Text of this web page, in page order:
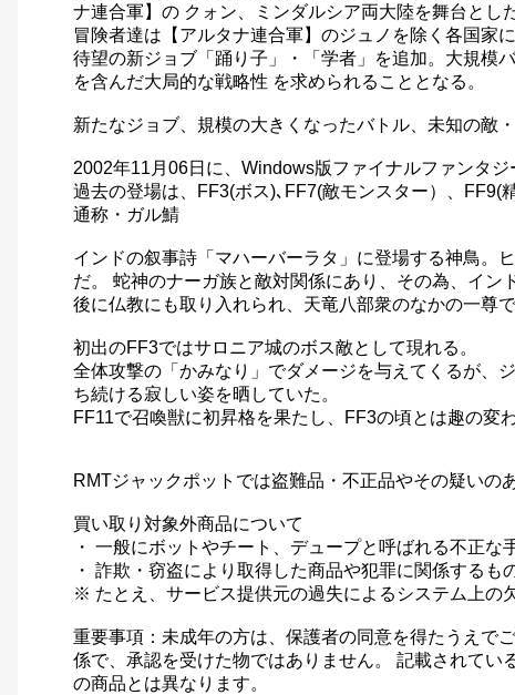
ナ連合軍】の クォン、ミンダルシア両大陸を舞台とし
冒険者達は【アルタナ連合軍】のジュノを除く各国家
待望の新ジョブ「踊り子」・「学者」を追加。大規模
を含んだ大局的な戦略性 を求められることとなる。
新たなジョブ、規模の大きくなったバトル、未知の敵
2002年11月06日に、Windows版ファイナルファンタ
過去の登場は、FF3(ボス)､FF7(敵モンスター）、FF9(
通称・ガル鯖
インドの叙事詩「マハーバーラタ」に登場する神鳥。
だ。 蛇神のナーガ族と敵対関係にあり、その為、イン
後に仏教にも取り入れられ、天竜八部衆のなかの一尊
初出のFF3ではサロニア城のボス敵として現れる。
全体攻撃の「かみなり」でダメージを与えてくるが、
ち続ける寂しい姿を晒していた。
FF11で召喚獣に初昇格を果たし、FF3の頃とは趣の変
RMTジャックポットでは盗難品・不正品やその疑いの
買い取り対象外商品について
・ 一般にボットやチート、デュープと呼ばれる不正な
・ 詐欺・窃盗により取得した商品や犯罪に関係するも
※ たとえ、サービス提供元の過失によるシステム上の
重要事項：未成年の方は、保護者の同意を得たうえで
係で、承認を受けた物ではありません。 記載されて
の商品とは異なります。